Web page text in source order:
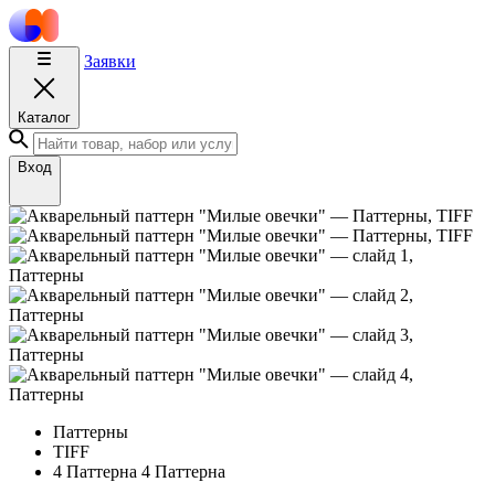
Каталог
Заявки
Вход
Паттерны
TIFF
4 Паттерна 4 Паттерна